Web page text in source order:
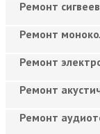
Ремонт сигвеев
Ремонт
Ремонт
Ремонт
Ремонт